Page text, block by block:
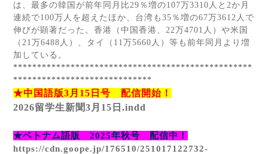
は、最多の韓国が前年同月比29 ％増の107万3310 人と 2か月
連続で100万人を超えたほか、台湾も 35 ％増の67万3612 人で
伸びが顕著だった。香港（中国香港、 22万4701 人）や米国
（ 21万6488 人）、タイ（ 11万5660 人）等も前年同月より増
加している。
**************************************************
*****************************
★中国語版3 月 15 日号 配信開始！
2026留学生新聞3 月15 日.indd
★ベトナム語版 2025年秋号 配信中！
https://cdn.goope.jp/176510/251017122732-